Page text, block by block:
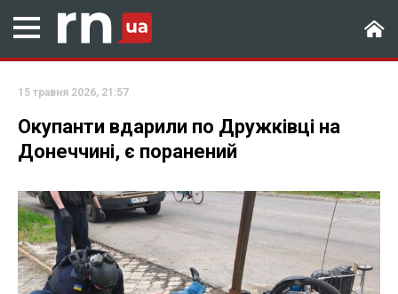
15 травня 2026, 21:57
Окупанти вдарили по Дружківці на
Донеччині, є поранений